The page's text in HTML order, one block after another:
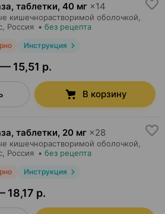
таблетки, 40 мг ×14
кишечнорастворимой оболочкой,
, Россия • без рецепта
Инструкция
15,51 р.
В корзину
таблетки, 20 мг ×28
кишечнорастворимой оболочкой,
, Россия • без рецепта
Инструкция
18,17 р.